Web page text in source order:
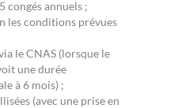
congés annuels ;
les conditions prévues
le CNAS (lorsque le
une durée
à 6 mois) ;
(avec une prise en